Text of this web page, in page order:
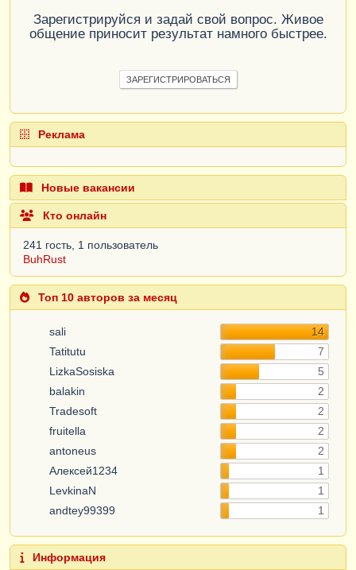
Зарегистрируйся и задай свой вопрос. Живое
общение приносит результат намного быстрее.
ЗАРЕГИСТРИРОВАТЬСЯ
Реклама
Новые вакансии
Кто онлайн
241 гость, 1 пользователь
BuhRust
Топ 10 авторов за месяц
sali
14
Tatitutu
7
LizkaSosiska
5
balakin
2
Tradesoft
2
fruitella
2
antoneus
2
Алексей1234
1
LevkinaN
1
andtey99399
1
Информация